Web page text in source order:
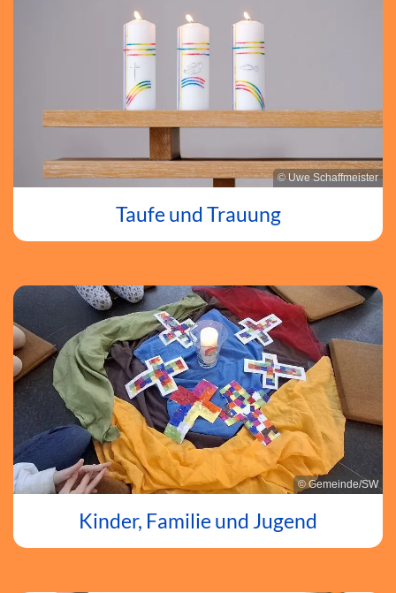
© Uwe Schaffmeister
Taufe und Trauung
© Gemeinde/SW
Kinder, Familie und Jugend